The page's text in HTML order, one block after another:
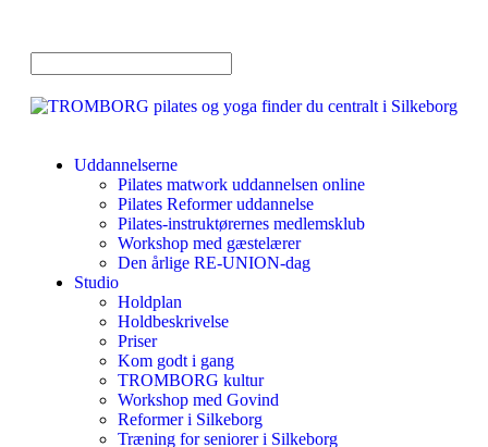
Uddannelserne
Pilates matwork uddannelsen online
Pilates Reformer uddannelse
Pilates-instruktørernes medlemsklub
Workshop med gæstelærer
Den årlige RE-UNION-dag
Studio
Holdplan
Holdbeskrivelse
Priser
Kom godt i gang
TROMBORG kultur
Workshop med Govind
Reformer i Silkeborg
Træning for seniorer i Silkeborg